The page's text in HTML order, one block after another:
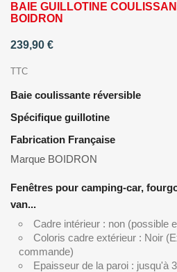
BAIE GUILLOTINE
BOIDRON
239,90 €
TTC
Baie coulissante réversible
Spécifique guillotine
Fabrication Française
Marque BOIDRON
Fenêtres pour camping-car,
van...
Cadre intérieur : non (possible
Coloris cadre extérieur : Noir
commande)
Epaisseur de la paroi : jusqu'à